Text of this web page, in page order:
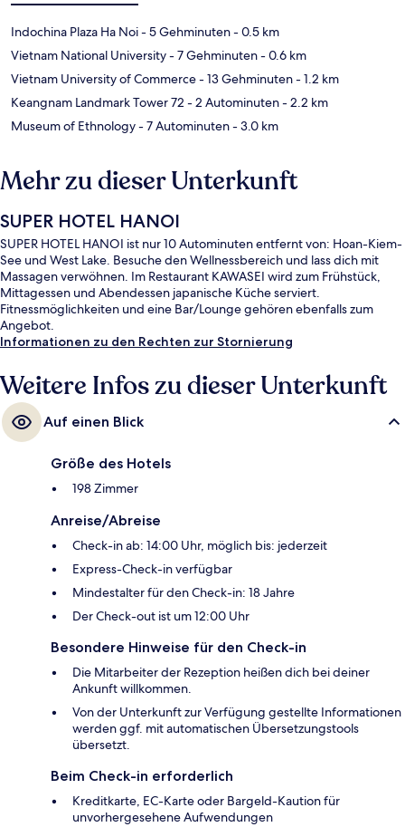
Indochina Plaza Ha Noi- 5 Gehminuten- 0.5 km
Vietnam National University- 7 Gehminuten- 0.6 km
Vietnam University of Commerce- 13 Gehminuten- 1.2 km
Keangnam Landmark Tower 72 - 2 Autominuten- 2.2 km
Museum of Ethnology- 7 Autominuten- 3.0 km
Mehr zu dieser Unterkunft
SUPER HOTEL HANOI
SUPER HOTEL HANOI ist nur 10 Autominuten entfernt von: Hoan-Kiem-
See und West Lake. Besuche den Wellnessbereich und lass dich mit
Massagen verwöhnen. Im Restaurant KAWASEI wird zum Frühstück,
Mittagessen und Abendessen japanische Küche serviert.
Fitnessmöglichkeiten und eine Bar/Lounge gehören ebenfalls zum
Angebot.
Informationen zu den Rechten zur Stornierung
Weitere Infos zu dieser Unterkunft
Auf einen Blick
Größe des Hotels
198 Zimmer
Anreise/Abreise
Check-in ab: 14:00 Uhr, möglich bis: jederzeit
Express-Check-in verfügbar
Mindestalter für den Check-in: 18 Jahre
Der Check-out ist um 12:00 Uhr
Besondere Hinweise für den Check-in
Die Mitarbeiter der Rezeption heißen dich bei deiner
Ankunft willkommen.
Von der Unterkunft zur Verfügung gestellte Informationen
werden ggf. mit automatischen Übersetzungstools
übersetzt.
Beim Check-in erforderlich
Kreditkarte, EC-Karte oder Bargeld-Kaution für
unvorhergesehene Aufwendungen